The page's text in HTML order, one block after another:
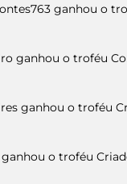
ganhou o
ganhou o troféu
ganhou o troféu
ganhou o troféu